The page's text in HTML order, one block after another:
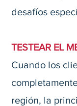
desafíos
TESTEAR EL
Cuando los
región, la